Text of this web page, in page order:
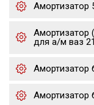
Амортизатор
Амортизатор
для а/м ваз
Амортизатор
Амортизатор